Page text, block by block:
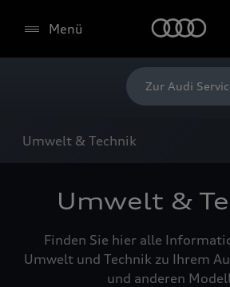
Menü
Zur Audi
Umwelt & Technik
Umwelt &
Finden Sie hier alle
Umwelt und Technik zu Ihrem
und anderen